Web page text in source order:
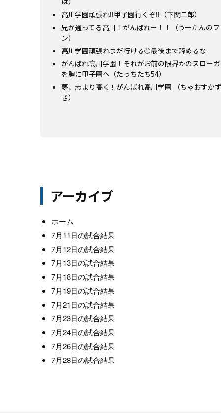
高川学園頑張れ‼️甲子園行くぞ‼️（下関二郎）
兄が通ってる高川！がんばれー！！（うーたんのフ
ン）
高川学園頑張れまだ行ける⚾️最後まで諦めるな
がんばれ高川学園！それがお前の限界かのスロー
を胸に甲子園へ（たっちたち54）
夢、志より高く！がんばれ高川学園 （ちゃおすかず
き）
アーカイブ
ホーム
7月11日の試合結果
7月12日の試合結果
7月13日の試合結果
7月18日の試合結果
7月19日の試合結果
7月21日の試合結果
7月23日の試合結果
7月24日の試合結果
7月26日の試合結果
7月28日の試合結果